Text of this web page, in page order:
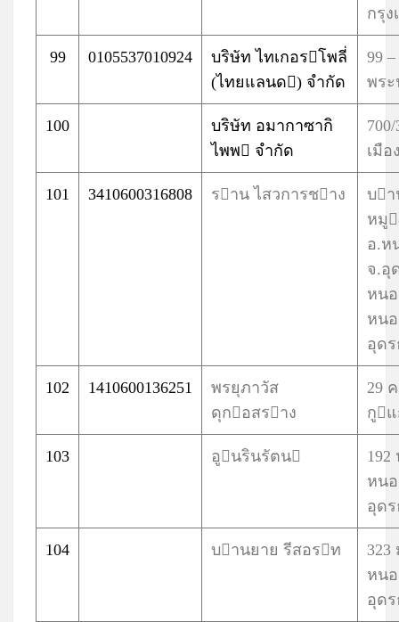
กรุ
99 0105537010924
บริษัท ไทเกอรโพลี่
(ไทยแลนด) จำกัด
99
พร
100
บริษัท อมากาซากิ
ไพพ จำกัด
เมือ
101 3410600316808 ราน ไสวการชาง
บา
หมู
อ.ห
จ.อุ
หน
หน
อุด
102 1410600136251
พรยุภาวัส
ดุกอสราง
29
กู
103 อูนรินรัตน
192
หน
อุด
104 บานยาย รีสอรท
323
หน
อุด